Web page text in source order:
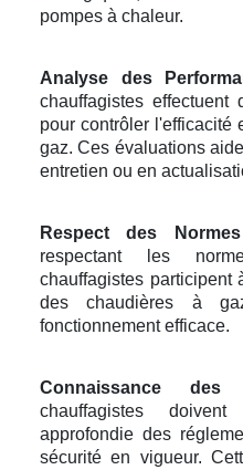
pompes à chaleur.
Analyse des
chauffagistes effectuent
pour contrôler l'efficacité
gaz. Ces évaluations
entretien ou en
Respect des
respectant les
chauffagistes participent
des chaudières à
fonctionnement efficace.
Connaissance des
chauffagistes
approfondie des
sécurité en vigueur.